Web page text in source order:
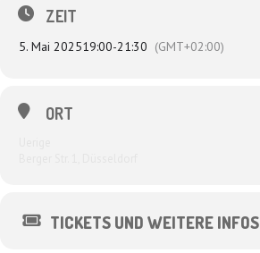
ZEIT
5. Mai 202519:00-21:30 (GMT+02:00)
ORT
TICKETS UND WEITERE INFOS